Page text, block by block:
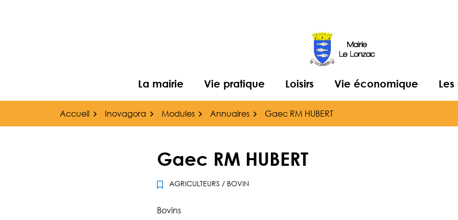
La mairie Vie pratique Loisirs Vie économique
Accueil Inovagora Modules Annuaires Gaec RM HUBERT
Gaec RM HUBERT
AGRICULTEURS / BOVIN
Bovins